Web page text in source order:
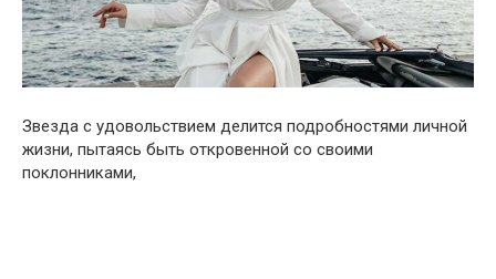
Звезда с удовольствием делится подробностями личной
жизни, пытаясь быть откровенной со своими
поклонниками,